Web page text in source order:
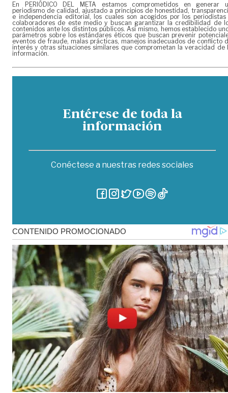
En PERIÓDICO DEL META estamos comprometidos en generar
periodismo de calidad, ajustado a principios de honestidad,
e independencia editorial, los cuales son acogidos por los periodistas
colaboradores de este medio y buscan garantizar la credibilidad de
contenidos ante los distintos públicos. Así mismo, hemos establecido
parámetros sobre los estándares éticos que buscan prevenir
eventos de fraude, malas prácticas, manejos inadecuados de conflicto
interés y otras situaciones similares que comprometan la veracidad de
información.
Entérese de toda la
información
Conéctese a nuestras redes sociales